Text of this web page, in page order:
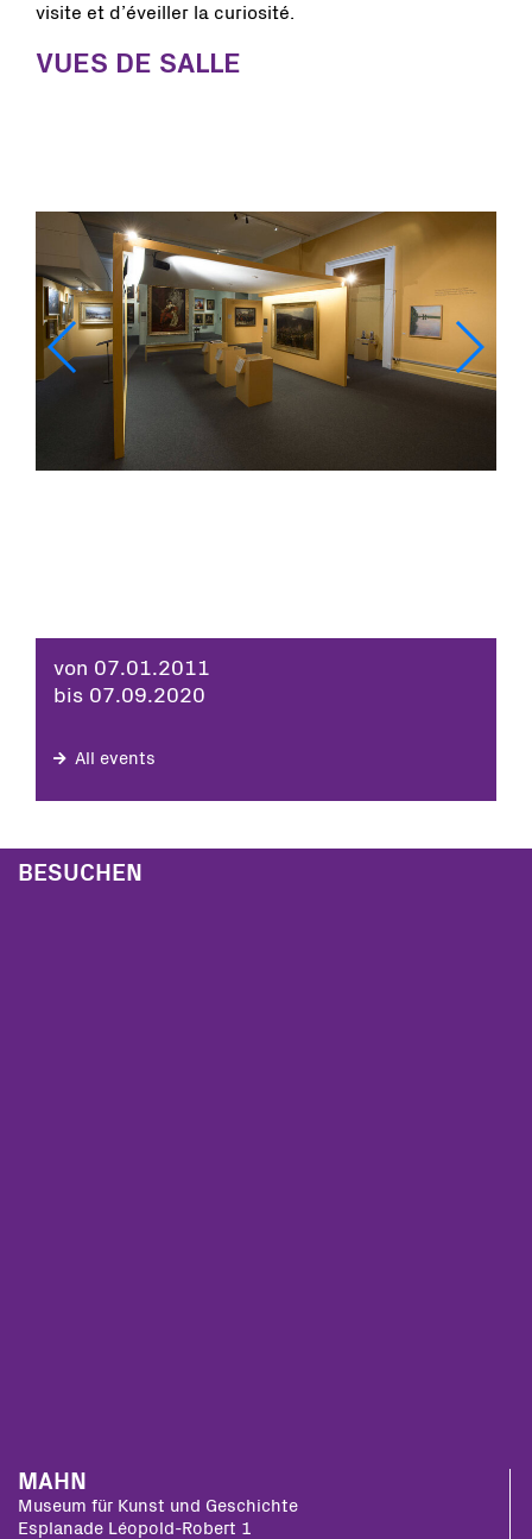
visite et d’éveiller la curiosité.
VUES DE SALLE
von 07.01.2011
bis 07.09.2020
All events
BESUCHEN
MAHN
Museum für Kunst und Geschichte
Esplanade Léopold-Robert 1